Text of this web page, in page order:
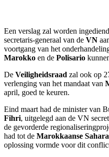
Een verslag zal worden
secretaris-generaal van de VN
voortgang van het
Marokko en de Polisario
De Veiligheidsraad zal ook op
verlenging van het mandaat van
april, goed te keuren.
Eind maart had de minister van
Fihri, uitgelegd aan de VN
de gevorderde
had tot de Marokkaanse Sahara
oplossing vormde voor dit